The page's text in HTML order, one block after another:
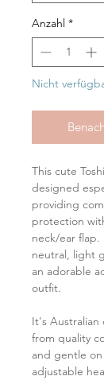
Anzahl *
Nicht
This cute
designed
providing
protection
neck/ear
neutral, light
an adorable
outfit.
It's
from quality
and gentle
adjustable